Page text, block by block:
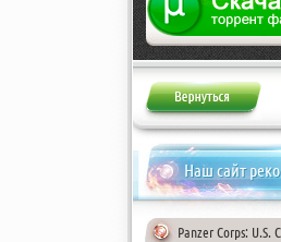
Наш сайт
Panzer Corps: U.S.